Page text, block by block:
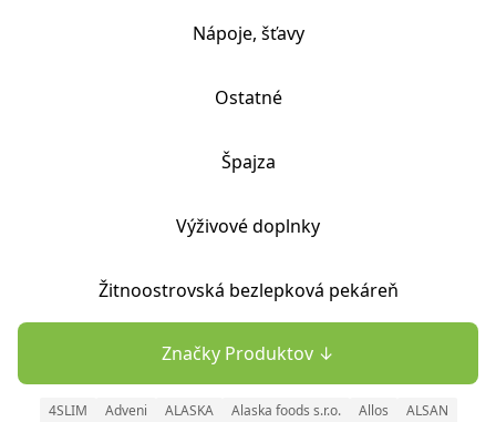
Nápoje, šťavy
Ostatné
Špajza
Výživové doplnky
Žitnoostrovská bezlepková pekáreň
Značky Produktov ↓
4SLIM Adveni ALASKA Alaska foods s.r.o. Allos
ALSAN